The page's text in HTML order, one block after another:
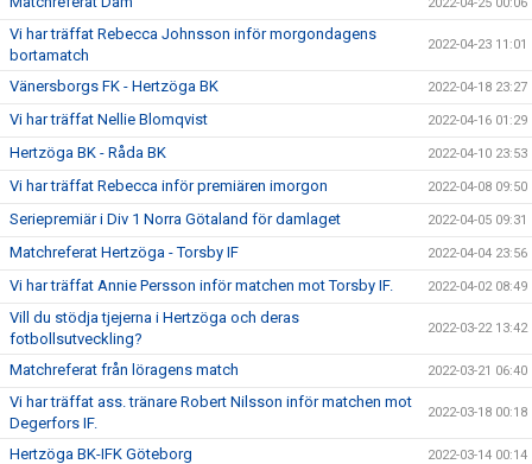
Vi har träffat Rebecca Johnsson inför morgondagens
bortamatch
2022-04-23 11:01
Vänersborgs FK - Hertzöga BK 2022-04-18 23:27
Vi har träffat Nellie Blomqvist 2022-04-16 01:29
Hertzöga BK - Råda BK 2022-04-10 23:53
Vi har träffat Rebecca inför premiären imorgon 2022-04-08 09:50
Seriepremiär i Div 1 Norra Götaland för damlaget 2022-04-05 09:31
Matchreferat Hertzöga - Torsby IF 2022-04-04 23:56
Vi har träffat Annie Persson inför matchen mot Torsby IF. 2022-04-02 08:49
Vill du stödja tjejerna i Hertzöga och deras
fotbollsutveckling?
2022-03-22 13:42
Matchreferat från löragens match 2022-03-21 06:40
Vi har träffat ass. tränare Robert Nilsson inför matchen mot
Degerfors IF.
2022-03-18 00:18
Hertzöga BK-IFK Göteborg 2022-03-14 00:14